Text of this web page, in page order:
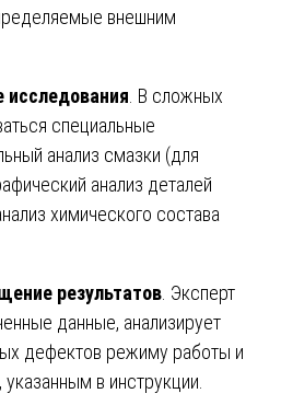
внешним
. В сложных
специальные
анализ смазки (для
анализ деталей
химического состава
результатов . Эксперт
данные, анализирует
дефектов режиму работы и
в инструкции.